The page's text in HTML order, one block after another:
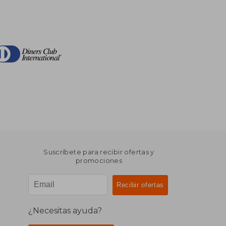
Suscríbete para recibir ofertas y
promociones
¿Necesitas ayuda?